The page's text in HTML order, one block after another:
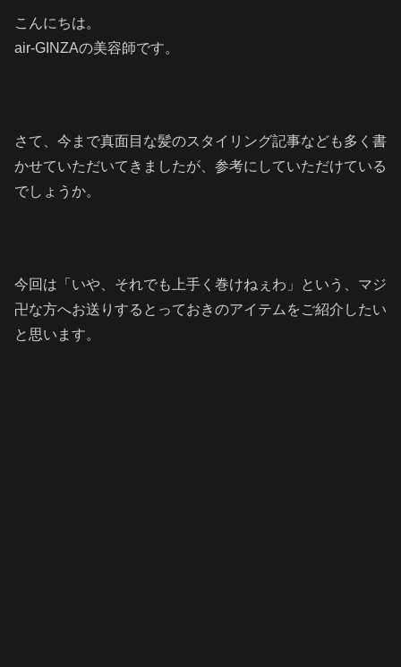
こんにちは。
air-GINZAの美容師です。
さて、今まで真面目な髪のスタイリング記事なども多く書
かせていただいてきましたが、参考にしていただけている
でしょうか。
今回は「いや、それでも上手く巻けねぇわ」という、マジ
卍な方へお送りするとっておきのアイテムをご紹介したい
と思います。